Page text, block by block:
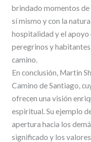
brindado momentos
sí mismo y con la
hospitalidad y el
peregrinos y
camino.
En conclusión, Martin
Camino de Santiago,
ofrecen una visión
espiritual. Su ejemplo
apertura hacia los
significado y los